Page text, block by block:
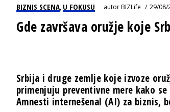
BIZNIS SCENA, U FOKUSU autorBIZLife 29/08/
Gde završava oružje koje
Srbija i druge zemlje koje izvoze
primenjuju preventivne mere kako
Amnesti internešenal (AI) za biznis,